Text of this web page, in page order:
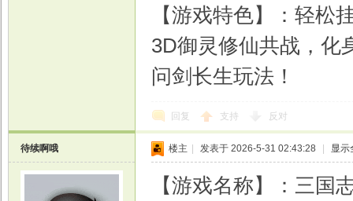
【游戏特色】：轻松
3D御灵修仙共战，化
问剑长生玩法！
回复 支持 反对
待续啊哦 楼主 发表于 2026-5-31 02:43:28 显示
【游戏名称】：三国